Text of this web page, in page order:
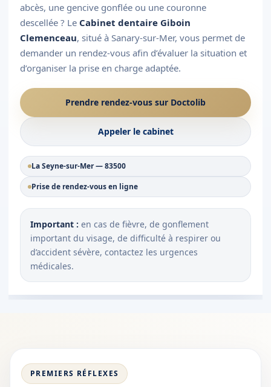
abcès, une gencive gonflée ou une couronne
descellée ? Le Cabinet dentaire Giboin
Clemenceau, situé à Sanary-sur-Mer, vous permet de
demander un rendez-vous afin d’évaluer la situation et
d’organiser la prise en charge adaptée.
Prendre rendez-vous sur Doctolib
Appeler le cabinet
La Seyne-sur-Mer — 83500
Prise de rendez-vous en ligne
Important : en cas de fièvre, de gonflement
important du visage, de difficulté à respirer ou
d’accident sévère, contactez les urgences
médicales.
PREMIERS RÉFLEXES